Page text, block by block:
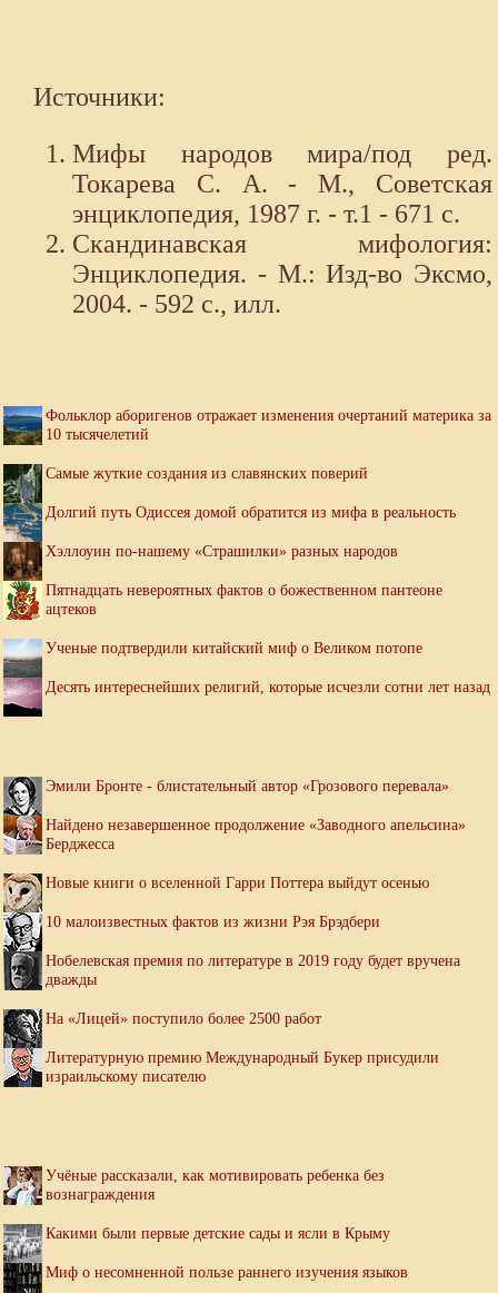
Источники:
Мифы народов мира/под ред.
Токарева С. А. - М., Советская
энциклопедия, 1987 г. - т.1 - 671 с.
Скандинавская мифология:
Энциклопедия. - М.: Изд-во Эксмо,
2004. - 592 с., илл.
Фольклор аборигенов отражает изменения очертаний материка за
10 тысячелетий
Самые жуткие создания из славянских поверий
Долгий путь Одиссея домой обратится из мифа в реальность
Хэллоуин по-нашему «Страшилки» разных народов
Пятнадцать невероятных фактов о божественном пантеоне
ацтеков
Ученые подтвердили китайский миф о Великом потопе
Десять интереснейших религий, которые исчезли сотни лет назад
Эмили Бронте - блистательный автор «Грозового перевала»
Найдено незавершенное продолжение «Заводного апельсина»
Берджесса
Новые книги о вселенной Гарри Поттера выйдут осенью
10 малоизвестных фактов из жизни Рэя Брэдбери
Нобелевская премия по литературе в 2019 году будет вручена
дважды
На «Лицей» поступило более 2500 работ
Литературную премию Международный Букер присудили
израильскому писателю
Учёные рассказали, как мотивировать ребенка без
вознаграждения
Какими были первые детские сады и ясли в Крыму
Миф о несомненной пользе раннего изучения языков